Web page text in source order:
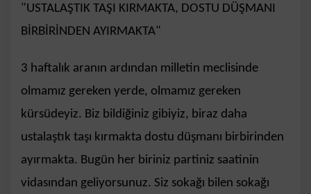
"USTALAŞTIK TAŞI KIRMAKTA, DOSTU DÜŞMANI
BİRBİRİNDEN AYIRMAKTA"
3 haftalık aranın ardından milletin meclisinde
olmamız gereken yerde, olmamız gereken
kürsüdeyiz. Biz bildiğiniz gibiyiz, biraz daha
ustalaştık taşı kırmakta dostu düşmanı birbirinden
ayırmakta. Bugün her biriniz partiniz saatinin
vidasından geliyorsunuz. Siz sokağı bilen sokağı